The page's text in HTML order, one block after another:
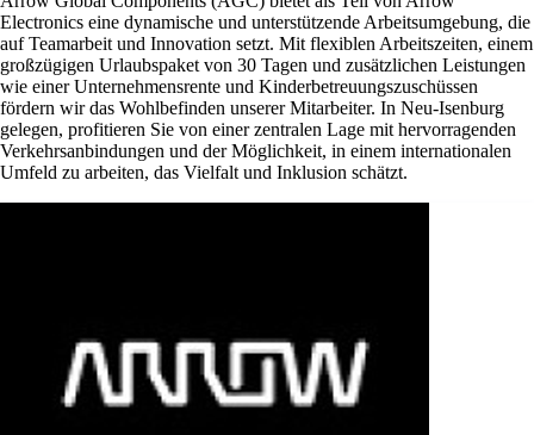
Electronics eine dynamische und unterstützende Arbeitsumgebung, die
auf Teamarbeit und Innovation setzt. Mit flexiblen Arbeitszeiten, einem
großzügigen Urlaubspaket von 30 Tagen und zusätzlichen Leistungen
wie einer Unternehmensrente und Kinderbetreuungszuschüssen
fördern wir das Wohlbefinden unserer Mitarbeiter. In Neu-Isenburg
gelegen, profitieren Sie von einer zentralen Lage mit hervorragenden
Verkehrsanbindungen und der Möglichkeit, in einem internationalen
Umfeld zu arbeiten, das Vielfalt und Inklusion schätzt.